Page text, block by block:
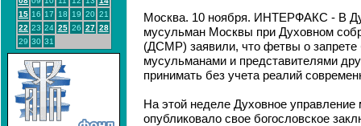
15 16 17 18 19 20 21
22 23 24 25 26 27 28
29 30 31
Москва. 10 ноября. ИНТЕРФАКС - В
мусульман Москвы при Духовном
(ДСМР) заявили, что фетвы о запрете
мусульманами и представителями
принимать без учета реалий
На этой неделе Духовное
опубликовало свое богословское